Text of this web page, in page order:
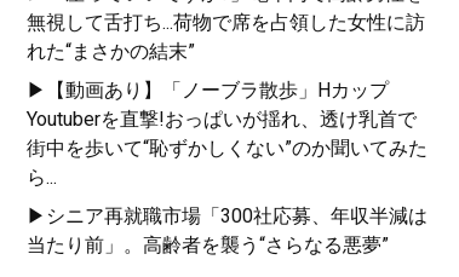
無視して舌打ち...荷物で席を占領した女性に訪
れた“まさかの結末”
▶【動画あり】「ノーブラ散歩」Hカップ
Youtuberを直撃!おっぱいが揺れ、透け乳首で
街中を歩いて“恥ずかしくない”のか聞いてみた
ら...
▶シニア再就職市場「300社応募、年収半減は
当たり前」。高齢者を襲う“さらなる悪夢”